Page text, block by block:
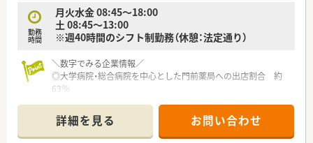
勤務
時間
月火水金 08:45～18:00
土 08:45～13:00
※週40時間のシフト制勤務（休憩：法定通り）
＼数字でみる企業情報／
◎大学病院・総合病院を中心とした門前薬局への出店割合 約
63％
◎従業員の男女比率 4:7（女性が多め）
◎育休からの復帰者の社員定着率 97％
◎在宅医療の実施実績 90%以上
詳細を見る お問い合わせ